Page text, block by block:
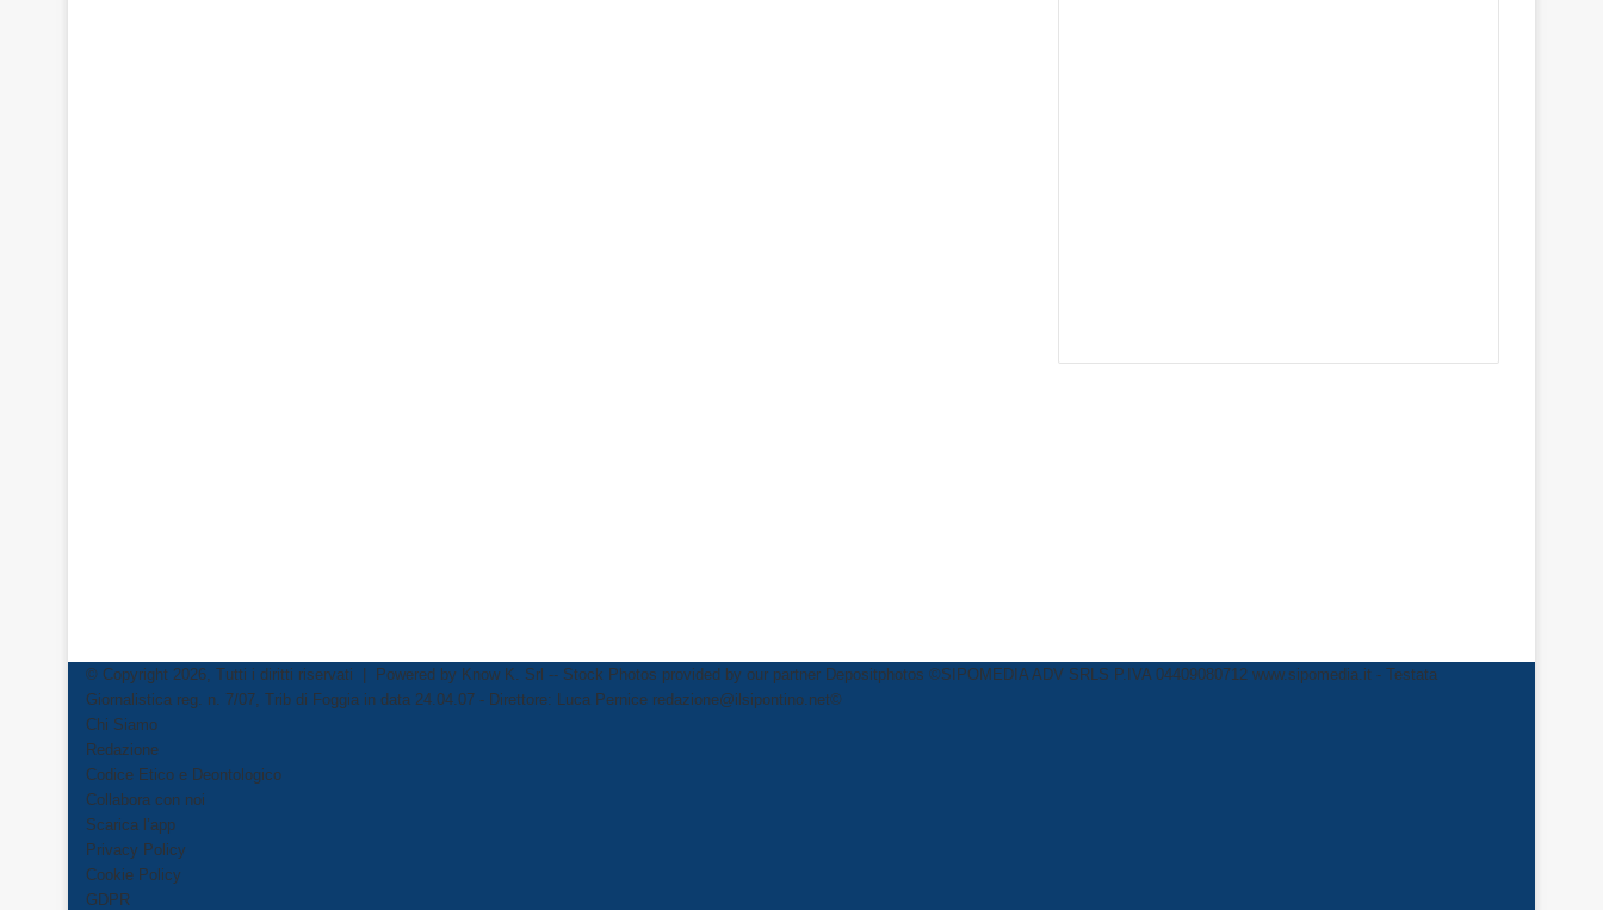
© Copyright 2026, Tutti i diritti riservati | Powered by Know K. Srl -- Stock Photos provided by our partner Depositphotos ©SIPOMEDIA ADV SRLS P.IVA 04409080712 www.sipomedia.it - Testata
Giornalistica reg. n. 7/07, Trib di Foggia in data 24.04.07 - Direttore: Luca Pernice redazione@ilsipontino.net©
Chi Siamo
Redazione
Codice Etico e Deontologico
Collabora con noi
Scarica l’app
Privacy Policy
Cookie Policy
GDPR